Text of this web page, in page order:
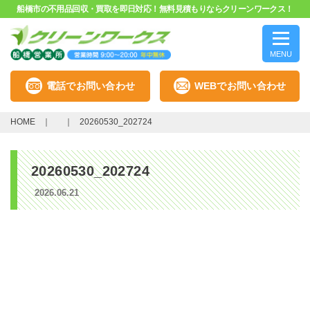
船橋市の不用品回収・買取を即日対応！無料見積もりならクリーンワークス！
MENU
電話でお問い合わせ WEBでお問い合わせ
HOME 20260530_202724
20260530_202724
2026.06.21